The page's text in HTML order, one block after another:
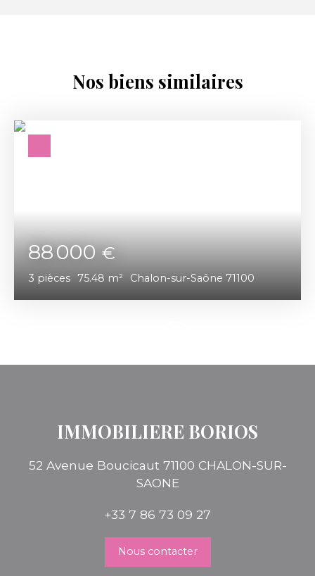
Nos biens similaires
88 000€
3 pièces 75.48 m² Chalon-sur-Saône 71100
IMMOBILIERE BORIOS
52 Avenue Boucicaut 71100 CHALON-SUR-
SAONE
+33 7 86 73 09 27
Nous contacter